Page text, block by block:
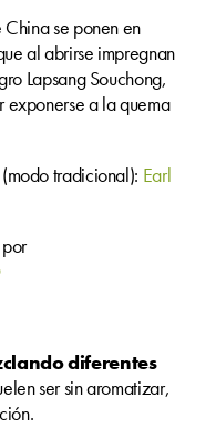
se ponen en
al abrirse impregnan
Lapsang Souchong,
exponerse a la quema
tradicional): Earl
diferentes
ser sin aromatizar,